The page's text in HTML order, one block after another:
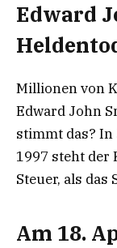
Edward
Millionen von
Edward John
stimmt das? In
1997 steht der
Steuer, als
Am 18.